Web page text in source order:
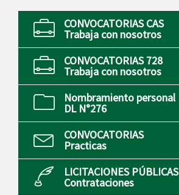
CONVOCATORIAS CAS
Trabaja con nosotros
CONVOCATORIAS 728
Trabaja con nosotros
Nombramiento personal
DL N°276
CONVOCATORIAS
Practicas
LICITACIONES PÚBLICAS
Contrataciones